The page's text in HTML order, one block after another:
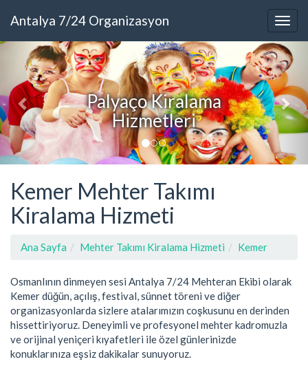
Antalya 7/24 Organizasyon
Palyaço Kiralama
Hizmetleri
Kemer Mehter Takımı
Kiralama Hizmeti
Ana Sayfa Mehter Takımı Kiralama Hizmeti Kemer
Osmanlının dinmeyen sesi Antalya 7/24 Mehteran Ekibi olarak
Kemer düğün, açılış, festival, sünnet töreni ve diğer
organizasyonlarda sizlere atalarımızın coşkusunu en derinden
hissettiriyoruz. Deneyimli ve profesyonel mehter kadromuzla
ve orijinal yeniçeri kıyafetleri ile özel günlerinizde
konuklarınıza eşsiz dakikalar sunuyoruz.